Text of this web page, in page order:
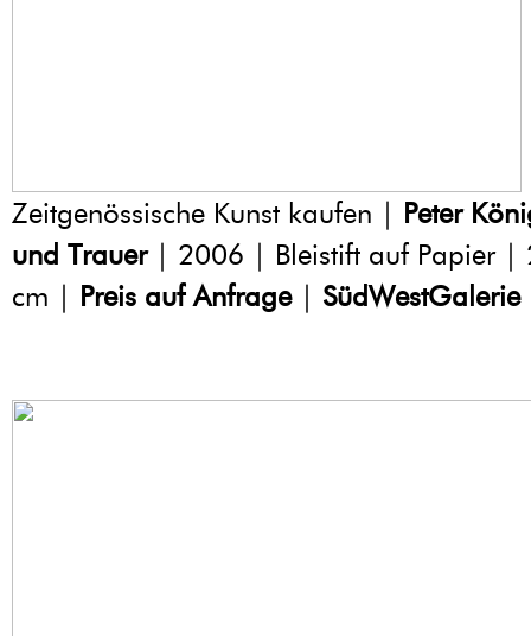
Zeitgenössische Kunst kaufen | Peter
und Trauer| 2006 | Bleistift auf Papier |
cm | Preis auf Anfrage| SüdWestGalerie